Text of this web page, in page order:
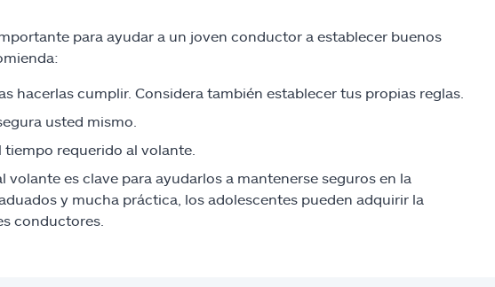
para ayudar a un joven conductor a establecer buenos
hacerlas cumplir. Considera también establecer tus propias reglas.
usted mismo.
requerido al volante.
es clave para ayudarlos a mantenerse seguros en la
y mucha práctica, los adolescentes pueden adquirir la
conductores.